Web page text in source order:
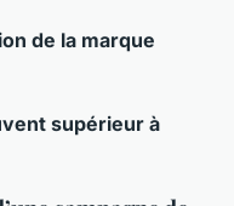
de la marque
supérieur à